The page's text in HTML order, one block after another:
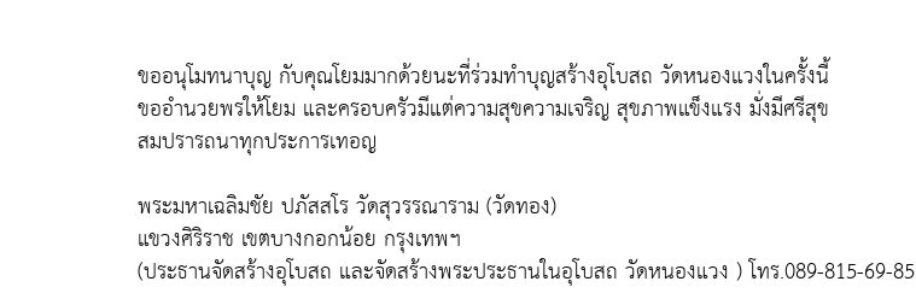
ขออนุโมทนาบุญ กับคุณโยมมากด้วยนะที่ร่วมทำบุญสร้างอุโบสถ วัดหนองแวงในครั้งนี้
ขออำนวยพรให้โยม และครอบครัวมีแต่ความสุขความเจริญ สุขภาพแข็งแรง มั่งมีศรีสุข
สมปรารถนาทุกประการเทอญ
พระมหาเฉลิมชัย ปภัสสโร วัดสุวรรณาราม (วัดทอง)
แขวงศิริราช เขตบางกอกน้อย กรุงเทพฯ
(ประธานจัดสร้างอุโบสถ และจัดสร้างพระประธานในอุโบสถ วัดหนองแวง ) โทร.089-815-69-85